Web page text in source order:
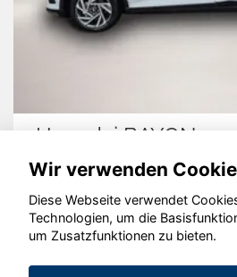
Hyundai BAYON
© konjunkturmotor.de
Wir verwenden
Diese Webseite verwendet
Technologien, um die
um Zusatzfunktionen zu bieten.